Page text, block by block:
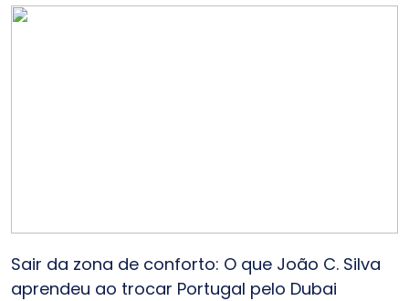
Sair da zona de conforto: O que João C. Silva
aprendeu ao trocar Portugal pelo Dubai